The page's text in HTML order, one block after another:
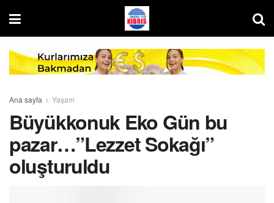
Ana sayfa Yaşam
Büyükkonuk Eko Gün bu
pazar…”Lezzet Sokağı”
oluşturuldu